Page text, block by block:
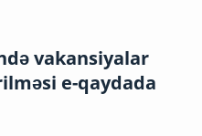
vakansiyalar
e-qaydada